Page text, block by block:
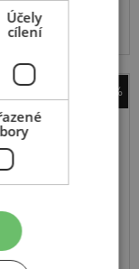
-29%
Účely
cílení